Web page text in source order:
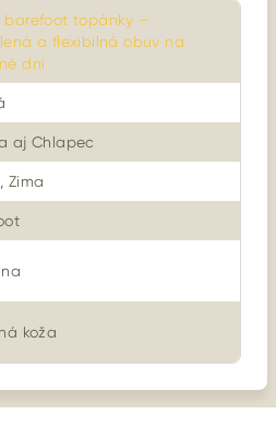
barefoot topánky –
a flexibilná obuv na
dni
aj Chlapec
Zima
koža